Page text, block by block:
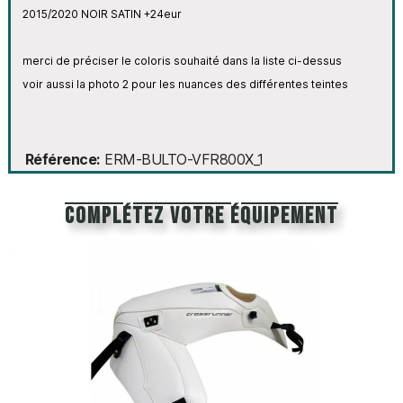
2015/2020 NOIR SATIN +24eur
merci de préciser le coloris souhaité dans la liste ci-dessus
voir aussi la photo 2 pour les nuances des différentes teintes
Référence ERM-BULTO-VFR800X_1
Complétez votre équipement